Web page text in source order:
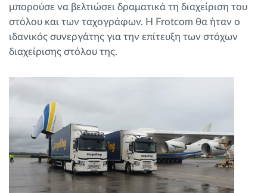
μπορούσε να βελτιώσει δραματικά τη διαχείριση του
στόλου και των ταχογράφων. Η Frotcom θα ήταν ο
ιδανικός συνεργάτης για την επίτευξη των στόχων
διαχείρισης στόλου της.